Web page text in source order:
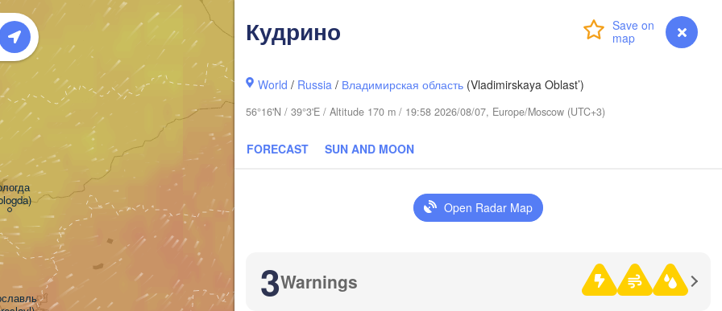
myVentusky Forecast
Кудрино
World / Russia / Владимирская область (Vladimirskaya Oblast’)
56°16'N / 39°3'E / Altitude 170 m / 19:58 2026/08/07, Europe/Moscow (UTC+3)
FORECAST SUN AND MOON
Open Radar Map
3Warnings
Пермь
(Perm)